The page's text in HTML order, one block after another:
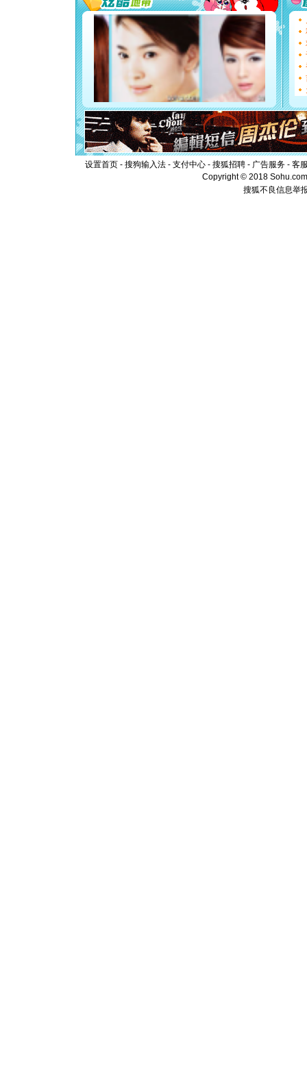
[圣诞节]
能正大
都要快乐
[圣诞节]
如意,快
[元旦]
看
断电。
你是我
[元旦]
起；二是
离。水晶
[元旦]当
泣，这痛
卖了。水
[春节] 风
颜！冬去
道一声平
设置首页 - 搜狗输入法 - 支付中心 - 搜狐招聘 - 广告服务 - 客
Copyright © 2018
搜狐不良信息举